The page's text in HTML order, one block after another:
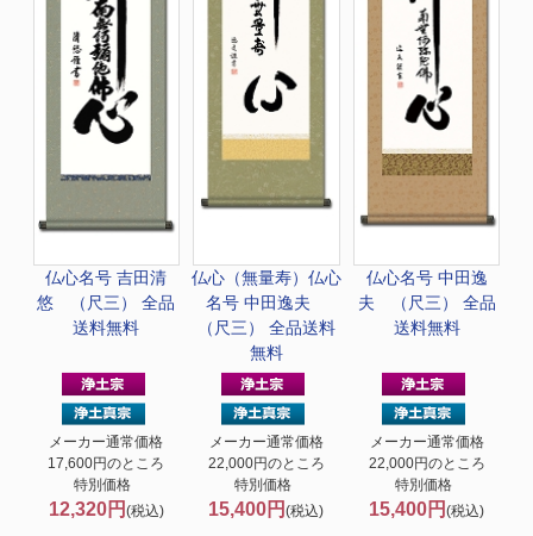
仏心名号 吉田清
悠 （尺三） 全品
送料無料
メーカー通常価格
17,600円のところ
特別価格
12,320円 (税込)
仏心（無量寿） 仏心
名号 中田逸夫
（尺三） 全品送料
無料
メーカー通常価格
22,000円のところ
特別価格
15,400円(税込)
仏心名号 中田逸
夫 （尺三） 全品
送料無料
メーカー通常価格
22,000円のところ
特別価格
15,400円(税込)